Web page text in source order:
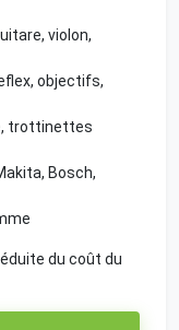
violon,
objectifs,
trottinettes
Bosch,
du coût du